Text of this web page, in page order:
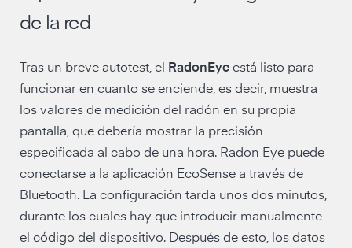
de la red
Tras un breve autotest, el RadonEye está listo para
funcionar en cuanto se enciende, es decir, muestra
los valores de medición del radón en su propia
pantalla, que debería mostrar la precisión
especificada al cabo de una hora. Radon Eye puede
conectarse a la aplicación EcoSense a través de
Bluetooth. La configuración tarda unos dos minutos,
durante los cuales hay que introducir manualmente
el código del dispositivo. Después de esto, los datos